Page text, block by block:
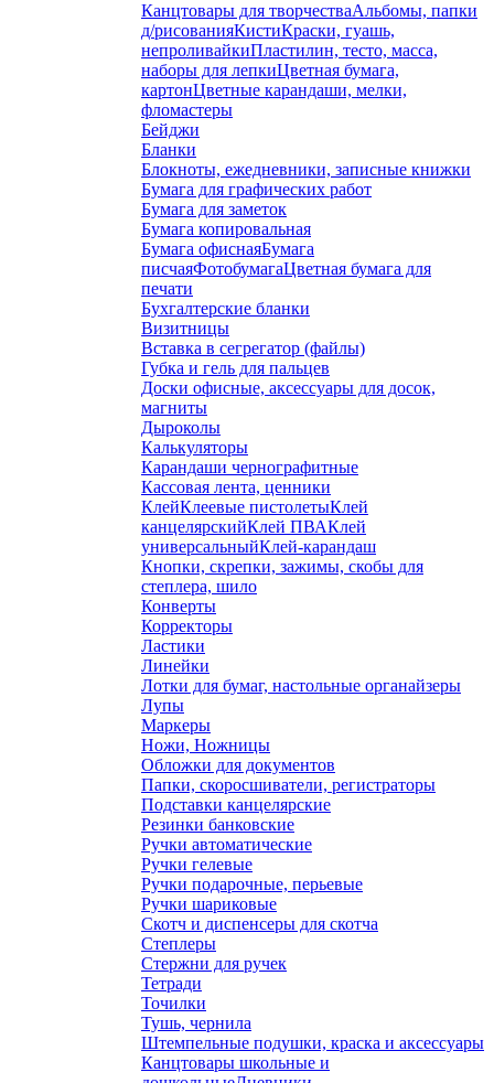
Канцтовары для творчестваАльбомы, папки
д/рисованияКистиКраски, гуашь,
непроливайкиПластилин, тесто, масса,
наборы для лепкиЦветная бумага,
картонЦветные карандаши, мелки,
фломастеры
Бейджи
Бланки
Блокноты, ежедневники, записные книжки
Бумага для графических работ
Бумага для заметок
Бумага копировальная
Бумага офиснаяБумага
писчаяФотобумагаЦветная бумага для
печати
Бухгалтерские бланки
Визитницы
Вставка в сегрегатор (файлы)
Губка и гель для пальцев
Доски офисные, аксессуары для досок,
магниты
Дыроколы
Калькуляторы
Карандаши чернографитные
Кассовая лента, ценники
КлейКлеевые пистолетыКлей
канцелярскийКлей ПВАКлей
универсальныйКлей-карандаш
Кнопки, скрепки, зажимы, скобы для
степлера, шило
Конверты
Корректоры
Ластики
Линейки
Лотки для бумаг, настольные органайзеры
Лупы
Маркеры
Ножи, Ножницы
Обложки для документов
Папки, скоросшиватели, регистраторы
Подставки канцелярские
Резинки банковские
Ручки автоматические
Ручки гелевые
Ручки подарочные, перьевые
Ручки шариковые
Скотч и диспенсеры для скотча
Степлеры
Стержни для ручек
Тетради
Точилки
Тушь, чернила
Штемпельные подушки, краска и аксессуары
Канцтовары школьные и